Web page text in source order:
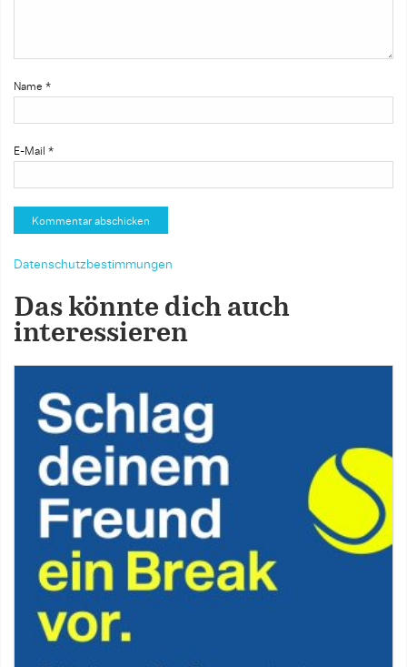
Name *
E-Mail *
Datenschutzbestimmungen
Das könnte dich auch
interessieren